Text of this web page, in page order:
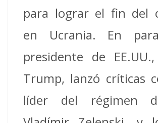
para lograr el fin del
en Ucrania. En
presidente de
Trump, lanzó críticas
líder del régimen